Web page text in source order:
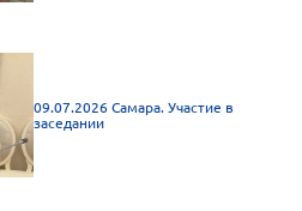
09.07.2026 Самара. Участие в
заседании